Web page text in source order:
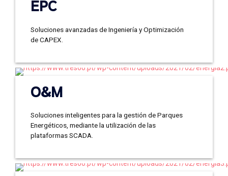
EPC
Soluciones avanzadas de Ingeniería y Optimización
de CAPEX.
O&M
Soluciones inteligentes para la gestión de Parques
Energéticos, mediante la utilización de las
plataformas SCADA.